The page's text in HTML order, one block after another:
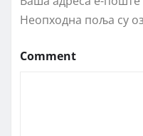
Неопходна поља су
Comment